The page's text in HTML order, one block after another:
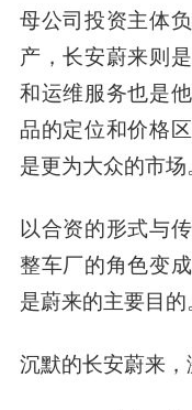
母公司投资主体
产，长安蔚来则
和运维服务也是
品的定位和价格
是更为大众的市场
以合资的形式与
整车厂的角色变
是蔚来的主要目的。
沉默的长安蔚来